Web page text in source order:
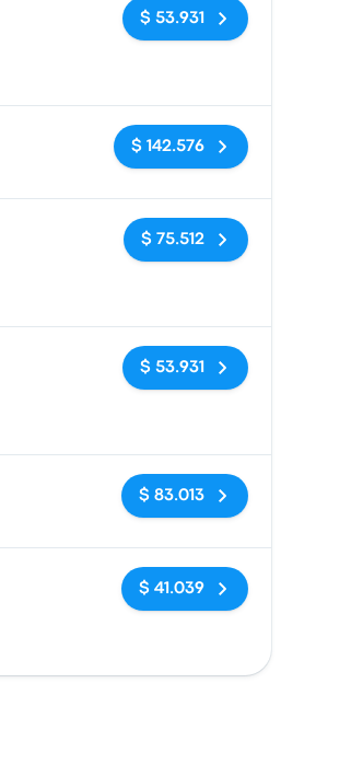
Sin etiquetas
$ 53.931
Sin etiquetas
$ 142.576
Sin etiquetas
$ 75.512
Sin etiquetas
$ 53.931
Sin etiquetas
$ 83.013
Sin etiquetas
$ 41.039